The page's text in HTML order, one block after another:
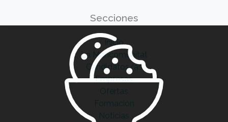
Secciones
Inicio
La Mancomunitat
Candidatos/as
Empresas
Ofertas
Formación
Noticias